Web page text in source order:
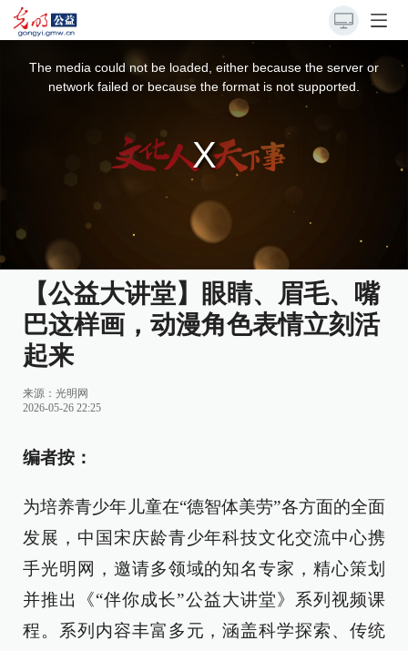
The media could not be loaded, either because the server or
network failed or because the format is not supported.
【公益大讲堂】眼睛、眉毛、嘴
巴这样画，动漫角色表情立刻活
起来
来源： 光明网
2026-05-26 22:25
编者按：
为培养青少年儿童在“德智体美劳”各方面的全面
发展，中国宋庆龄青少年科技文化交流中心携
手光明网，邀请多领域的知名专家，精心策划
并推出《“伴你成长”公益大讲堂》系列视频课
程。系列内容丰富多元，涵盖科学探索、传统